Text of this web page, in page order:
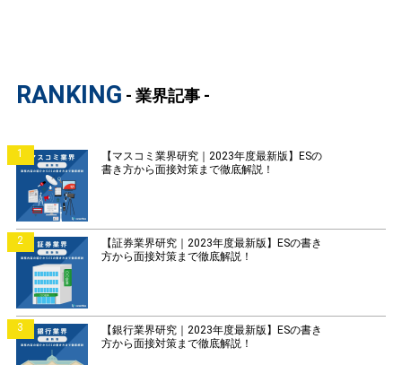
RANKING - 業界記事 -
1
【マスコミ業界研究｜2023年度最新版】ESの
書き方から面接対策まで徹底解説！
2
【証券業界研究｜2023年度最新版】ESの書き
方から面接対策まで徹底解説！
3
【銀行業界研究｜2023年度最新版】ESの書き
方から面接対策まで徹底解説！